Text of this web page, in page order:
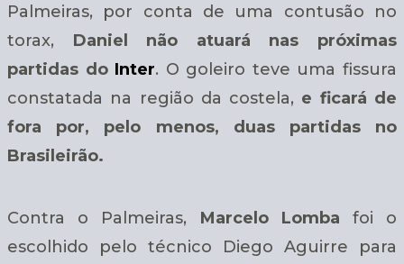
Palmeiras, por conta de uma contusão no
torax, Daniel não atuará nas próximas
partidas do Inter. O goleiro teve uma fissura
constatada na região da costela, e ficará de
fora por, pelo menos, duas partidas no
Brasileirão.
Contra o Palmeiras, Marcelo Lomba foi o
escolhido pelo técnico Diego Aguirre para